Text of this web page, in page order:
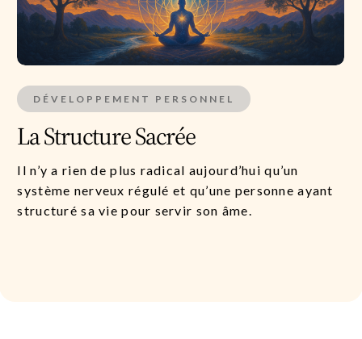
DÉVELOPPEMENT PERSONNEL
La Structure Sacrée
Il n’y a rien de plus radical aujourd’hui qu’un
système nerveux régulé et qu’une personne ayant
structuré sa vie pour servir son âme.